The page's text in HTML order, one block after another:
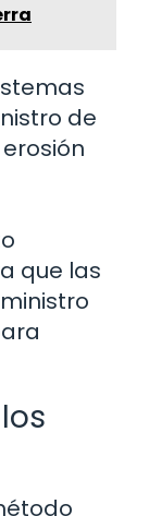
de
que las